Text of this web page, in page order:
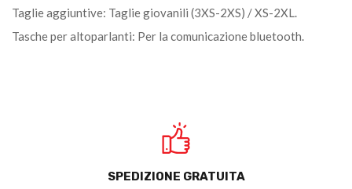
Taglie aggiuntive: Taglie giovanili (3XS-2XS) / XS-2XL.
Tasche per altoparlanti: Per la comunicazione bluetooth.
SPEDIZIONE GRATUITA